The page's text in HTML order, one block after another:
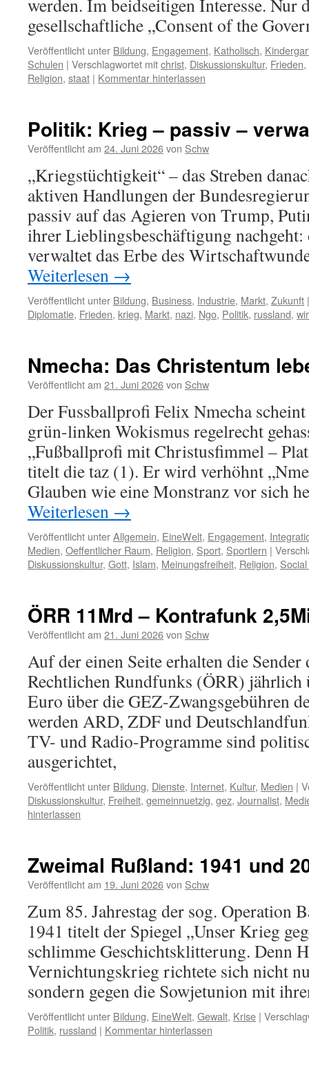
werden. Im beidseitigen Interesse. Nur
gesellschaftliche „Consent of the
Veröffentlicht unter Bildung, Engagement, Katholisch,
Schulen | Verschlagwortet mitchrist, Diskussionskultur, Frieden,
Religion, staat | Kommentar hinterlassen
Politik: Krieg – passiv –
Veröffentlicht am 24. Juni 2026von Schw
„Kriegstüchtigkeit“ – das Streben
aktiven Handlungen der
passiv auf das Agieren von Trump,
ihrer Lieblingsbeschäftigung
verwaltet das Erbe des
Weiterlesen →
Veröffentlicht unter Bildung, Business, Industrie, Markt, Zukunft |
Diplomatie, Frieden, krieg, Markt, nazi, Ngo, Politik, russland,
Nmecha: Das Christentum
Veröffentlicht am 21. Juni 2026von Schw
Der Fussballprofi Felix Nmecha
grün-linken Wokismus regelrecht
„Fußballprofi mit Christusfimmel –
titelt die taz (1). Er wird verhöhnt
Glauben wie eine Monstranz vor sich
Weiterlesen →
Veröffentlicht unterAllgemein, EineWelt, Engagement,
Medien, Oeffentlicher Raum, Religion, Sport, Sportlern |
Diskussionskultur, Gott, Islam, Meinungsfreiheit, Religion,
ÖRR 11Mrd – Kontrafunk
Veröffentlicht am 21. Juni 2026von Schw
Auf der einen Seite erhalten die
Rechtlichen Rundfunks (ÖRR)
Euro über die GEZ-Zwangsgebühren
werden ARD, ZDF und
TV- und Radio-Programme sind
ausgerichtet,
Veröffentlicht unter Bildung, Dienste, Internet, Kultur, Medien |
Diskussionskultur, Freiheit, gemeinnuetzig, gez, Journalist,
hinterlassen
Zweimal Rußland: 1941 und
Veröffentlicht am 19. Juni 2026von Schw
Zum 85. Jahrestag der sog. Operation
1941 titelt der Spiegel „Unser Krieg
schlimme Geschichtsklitterung. Denn
Vernichtungskrieg richtete sich nicht
sondern gegen die Sowjetunion mit
Veröffentlicht unter Bildung, EineWelt, Gewalt, Krise |
Politik, russland | Kommentar hinterlassen